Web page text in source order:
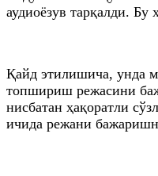
аудиоёзув тарқалди. Бу
Қайд этилишича, унда
топшириш режасини
нисбатан ҳақоратли
ичида режани